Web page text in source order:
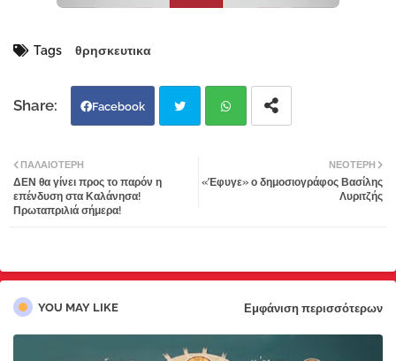
Tags θρησκευτικα
Facebook
atsa
ΝΕΌΤΕΡΗ
«Έφυγε» ο δημοσιογράφος Βασίλης
Λυριτζής
ΠΑΛΑΙΌΤΕΡΗ
ΔΕΝ θα γίνει προς το παρόν η
επένδυση στα Καλάνησα!
Πρωταπριλιά σήμερα!
YOU MAY LIKE Εμφάνιση περισσότερων